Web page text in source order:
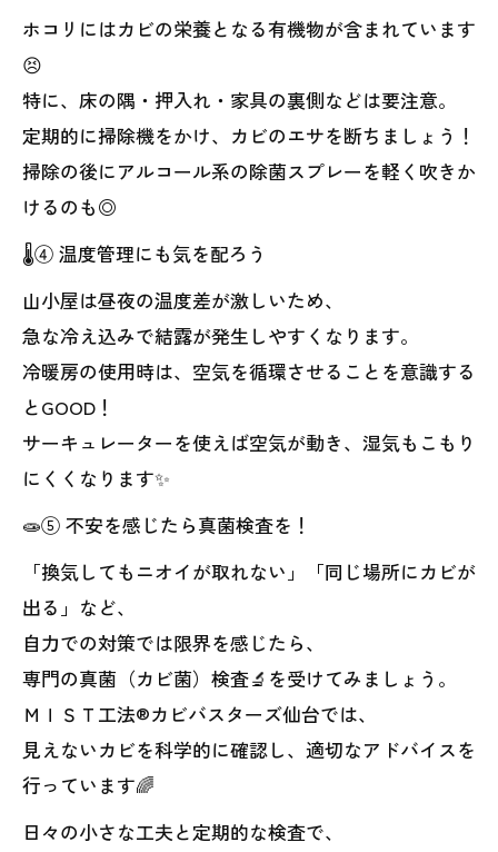
ホコリにはカビの栄養となる有機物が含まれています
😣
特に、床の隅・押入れ・家具の裏側などは要注意。
定期的に掃除機をかけ、カビのエサを断ちましょう！
掃除の後にアルコール系の除菌スプレーを軽く吹きか
けるのも◎
🌡️④ 温度管理にも気を配ろう
山小屋は昼夜の温度差が激しいため、
急な冷え込みで結露が発生しやすくなります。
冷暖房の使用時は、空気を循環させることを意識する
とGOOD！
サーキュレーターを使えば空気が動き、湿気もこもり
にくくなります✨
🧫⑤ 不安を感じたら真菌検査を！
「換気してもニオイが取れない」「同じ場所にカビが
出る」など、
自力での対策では限界を感じたら、
専門の真菌（カビ菌）検査🔬を受けてみましょう。
ＭＩＳＴ工法®カビバスターズ仙台では、
見えないカビを科学的に確認し、適切なアドバイスを
行っています🌈
日々の小さな工夫と定期的な検査で、